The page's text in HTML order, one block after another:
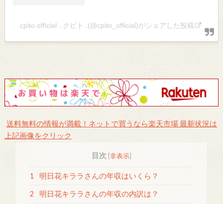
cpito official ..クピト..(@cpito_official)がシェアした投稿
送料無料の情報が満載！ネットで買うなら楽天市場 最新状況は
上記画像をクリック
目次 [非表示]
1 明日花キララさんの年収はいくら？
2 明日花キララさんの年収の内訳は？